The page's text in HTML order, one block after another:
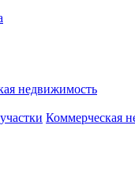
недвижимость
Коммерческая